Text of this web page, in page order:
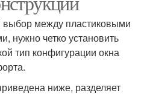
выбор между пластиковыми
нужно четко установить
тип конфигурации окна
ниже, разделяет